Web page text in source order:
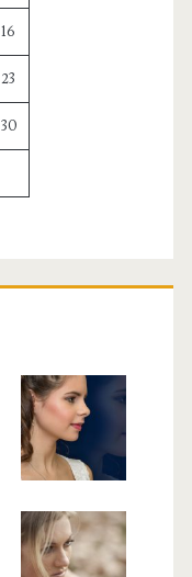
16
23
30